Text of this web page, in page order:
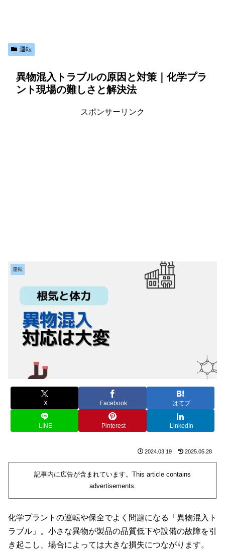
運転
異物混入トラブルの原因と対策｜化学プラ
ント現場の難しさと解決法
スポンサーリンク
運転
X Facebook はてブ
LINE Pinterest LinkedIn
2024.03.19 2025.05.28
記事内に広告が含まれています。This article contains
advertisements.
化学プラントの運転や保全でよく問題になる「異物混入ト
ラブル」。小さな異物が製品の品質低下や設備の故障を引
き起こし、場合によっては大きな損失につながります。